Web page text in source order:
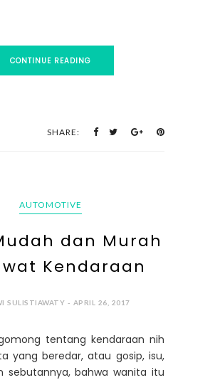
CONTINUE READING
SHARE:
AUTOMOTIVE
dan Murah
Kendaraan
SULISTIAWATY - APRIL 26, 2017
tentang kendaraan nih
yang beredar, atau gosip, isu,
sebutannya, bahwa wanita itu